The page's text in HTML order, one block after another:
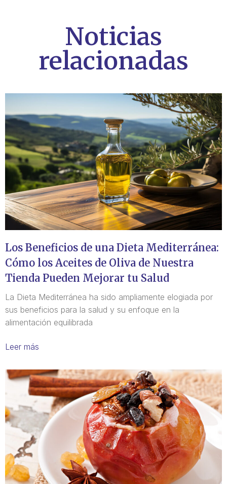
Noticias
relacionadas
Los Beneficios de una Dieta Mediterránea:
Cómo los Aceites de Oliva de Nuestra
Tienda Pueden Mejorar tu Salud
La Dieta Mediterránea ha sido ampliamente elogiada por
sus beneficios para la salud y su enfoque en la
alimentación equilibrada
Leer más